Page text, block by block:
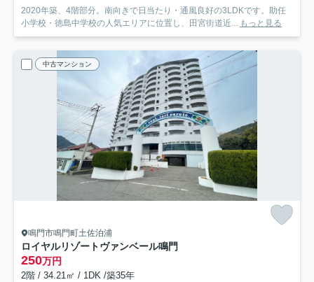
2020年築、4階部分。南向きで日当たり・通風良好の3LDKです。助任
小学校・徳島中学校の人気エリアに位置し、田宮街道近... もっと見る
中古マンション
鳴門市鳴門町土佐泊浦
ロイヤルリゾートヴァンベール鳴門
250万円
2階 / 34.21㎡ / 1DK /築35年